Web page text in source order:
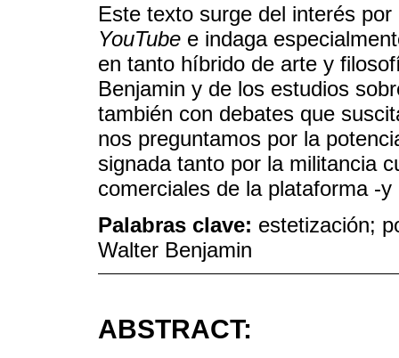
Este texto surge del interés
YouTube e indaga
en tanto híbrido de arte y
Benjamin y de los estudios
también con debates que
nos preguntamos por la
signada tanto por la militancia
comerciales de la plataforma -
Palabras clave: estetización;
Walter Benjamin
ABSTRACT: